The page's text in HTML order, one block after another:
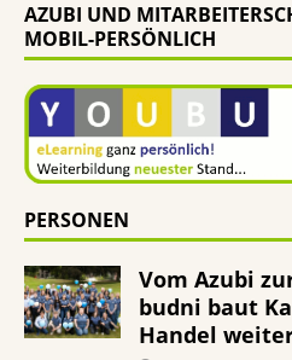
AZUBI UND
MOBIL-PERSÖNLICH
PERSONEN
Vom Azubi
budni baut
Handel